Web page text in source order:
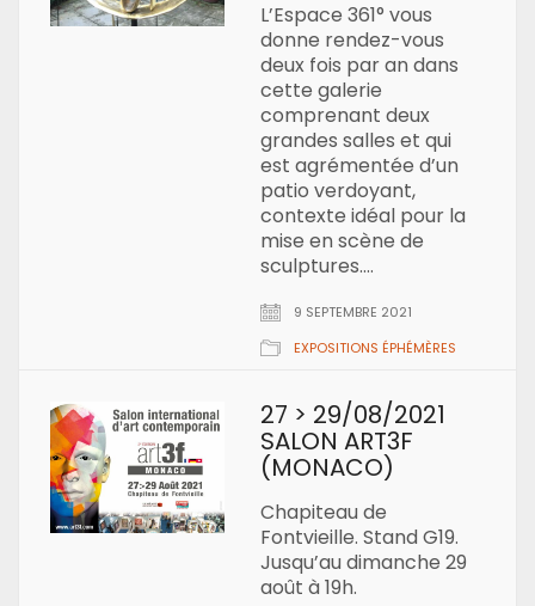
L’Espace 361° vous
donne rendez-vous
deux fois par an dans
cette galerie
comprenant deux
grandes salles et qui
est agrémentée d’un
patio verdoyant,
contexte idéal pour la
mise en scène de
sculptures.…
9 SEPTEMBRE 2021
EXPOSITIONS ÉPHÉMÈRES
27 > 29/08/2021
SALON ART3F
(MONACO)
Chapiteau de
Fontvieille. Stand G19.
Jusqu’au dimanche 29
août à 19h.